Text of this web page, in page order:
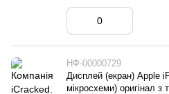
НФ-00000729
Дисплей (екран) Apple
мікросхеми) оригінал з